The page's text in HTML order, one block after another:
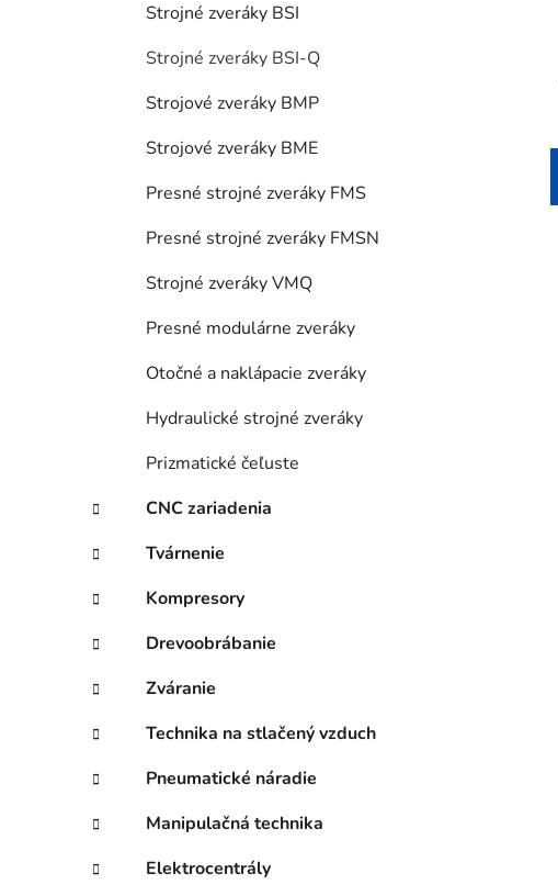
Strojné zveráky BSI
Strojné zveráky BSI-Q
Strojové zveráky BMP
Strojové zveráky BME
Presné strojné zveráky FMS
Presné strojné zveráky FMSN
Strojné zveráky VMQ
Presné modulárne zveráky
Otočné a naklápacie zveráky
Hydraulické strojné zveráky
Prizmatické čeľuste
CNC zariadenia
Tvárnenie
Kompresory
Drevoobrábanie
Zváranie
Technika na stlačený vzduch
Pneumatické náradie
Manipulačná technika
Elektrocentrály